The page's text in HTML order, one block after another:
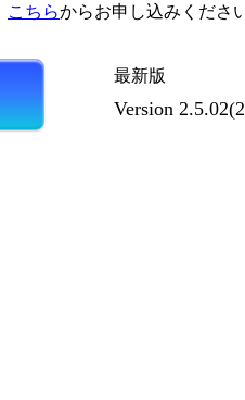
こちらからお申し込みください
最新版
Version